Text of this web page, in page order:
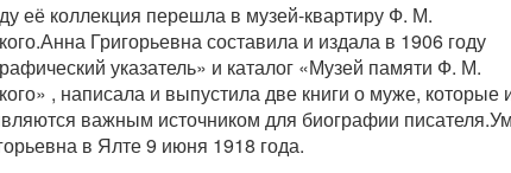
её коллекция перешла в музей-квартиру Ф. М.
Григорьевна составила и издала в 1906 году
указатель» и каталог «Музей памяти Ф. М.
, написала и выпустила две книги о муже, которые
важным источником для биографии
в Ялте 9 июня 1918 года.